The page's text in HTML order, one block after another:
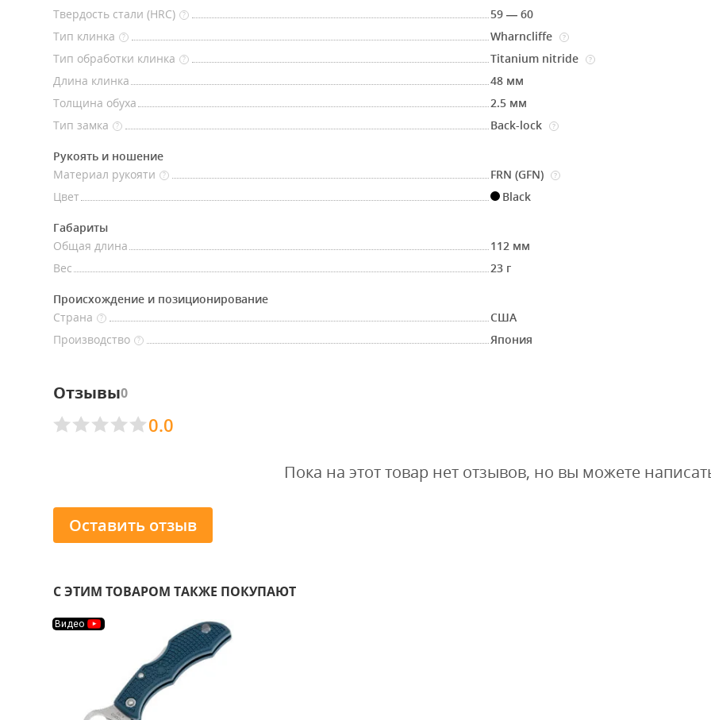
Твердость стали (HRC) ?
59 — 60
Тип клинка
? Wharncliffe ?
Тип обработки клинка ? Titanium nitride ?
Длина клинка
48 мм
Толщина обуха
2.5 мм
Тип замка
? Back-lock ?
Рукоять и ношение
Материал рукояти
? FRN (GFN) ?
Цвет Black
Габариты
Общая длина
112 мм
Вес
23 г
Происхождение и позиционирование
Страна
?
США
Производство
? Япония
Отзывы0
0.0
Пока на этот товар нет отзывов, но вы можете
Оставить отзыв
С ЭТИМ ТОВАРОМ ТАКЖЕ ПОКУПАЮТ
Видео